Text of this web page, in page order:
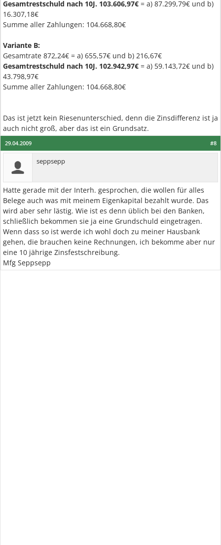
Gesamtrestschuld nach 10J. 103.606,97€ = a) 87.299,79€ und b)
16.307,18€
Summe aller Zahlungen: 104.668,80€
Variante B:
Gesamtrate 872,24€ = a) 655,57€ und b) 216,67€
Gesamtrestschuld nach 10J. 102.942,97€ = a) 59.143,72€ und b)
43.798,97€
Summe aller Zahlungen: 104.668,80€
Das ist jetzt kein Riesenunterschied, denn die Zinsdifferenz ist ja
auch nicht groß, aber das ist ein Grundsatz.
#8
29.04.2009
seppsepp
Hatte gerade mit der Interh. gesprochen, die wollen für alles
Belege auch was mit meinem Eigenkapital bezahlt wurde. Das
wird aber sehr lästig. Wie ist es denn üblich bei den Banken,
schließlich bekommen sie ja eine Grundschuld eingetragen.
Wenn dass so ist werde ich wohl doch zu meiner Hausbank
gehen, die brauchen keine Rechnungen, ich bekomme aber nur
eine 10 jährige Zinsfestschreibung.
Mfg Seppsepp